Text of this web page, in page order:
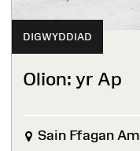
DIGWYDDIAD
Olion: yr Ap
Sain Ffagan